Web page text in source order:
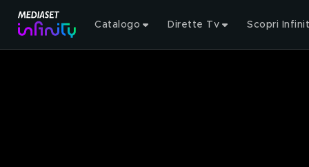
Catalogo Dirette Tv Scopri